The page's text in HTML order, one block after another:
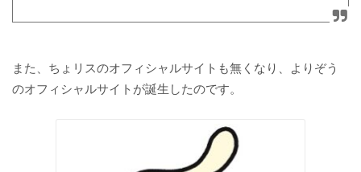
また、ちょリスのオフィシャルサイトも無くなり、よりぞう
のオフィシャルサイトが誕生したのです。